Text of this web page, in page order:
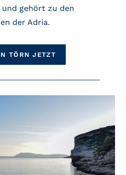
und gehört zu den
der Adria.
TÖRN JETZT